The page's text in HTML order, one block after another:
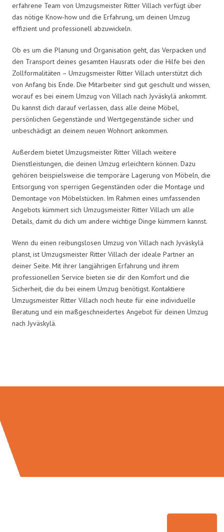
erfahrene Team von Umzugsmeister Ritter Villach verfügt über
das nötige Know-how und die Erfahrung, um deinen Umzug
effizient und professionell abzuwickeln.
Ob es um die Planung und Organisation geht, das Verpacken und
den Transport deines gesamten Hausrats oder die Hilfe bei den
Zollformalitäten – Umzugsmeister Ritter Villach unterstützt dich
von Anfang bis Ende. Die Mitarbeiter sind gut geschult und wissen,
worauf es bei einem Umzug von Villach nach Jyväskylä ankommt.
Du kannst dich darauf verlassen, dass alle deine Möbel,
persönlichen Gegenstände und Wertgegenstände sicher und
unbeschädigt an deinem neuen Wohnort ankommen.
Außerdem bietet Umzugsmeister Ritter Villach weitere
Dienstleistungen, die deinen Umzug erleichtern können. Dazu
gehören beispielsweise die temporäre Lagerung von Möbeln, die
Entsorgung von sperrigen Gegenständen oder die Montage und
Demontage von Möbelstücken. Im Rahmen eines umfassenden
Angebots kümmert sich Umzugsmeister Ritter Villach um alle
Details, damit du dich um andere wichtige Dinge kümmern kannst.
Wenn du einen reibungslosen Umzug von Villach nach Jyväskylä
planst, ist Umzugsmeister Ritter Villach der ideale Partner an
deiner Seite. Mit ihrer langjährigen Erfahrung und ihrem
professionellen Service bieten sie dir den Komfort und die
Sicherheit, die du bei einem Umzug benötigst. Kontaktiere
Umzugsmeister Ritter Villach noch heute für eine individuelle
Beratung und ein maßgeschneidertes Angebot für deinen Umzug
nach Jyväskylä.